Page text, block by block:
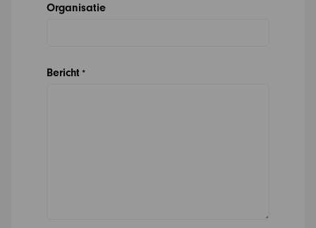
Organisatie
Bericht *